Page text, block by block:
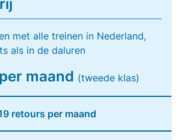
met alle treinen in Nederland,
als in de daluren
maand (tweede klas)
retours per maand